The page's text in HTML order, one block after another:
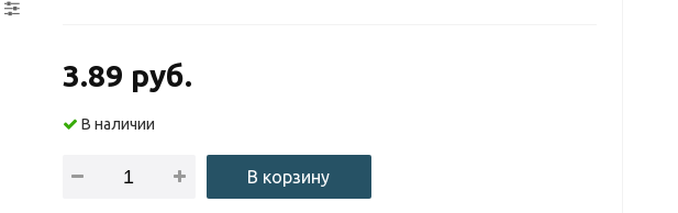
3.89 руб.
В наличии
В корзину